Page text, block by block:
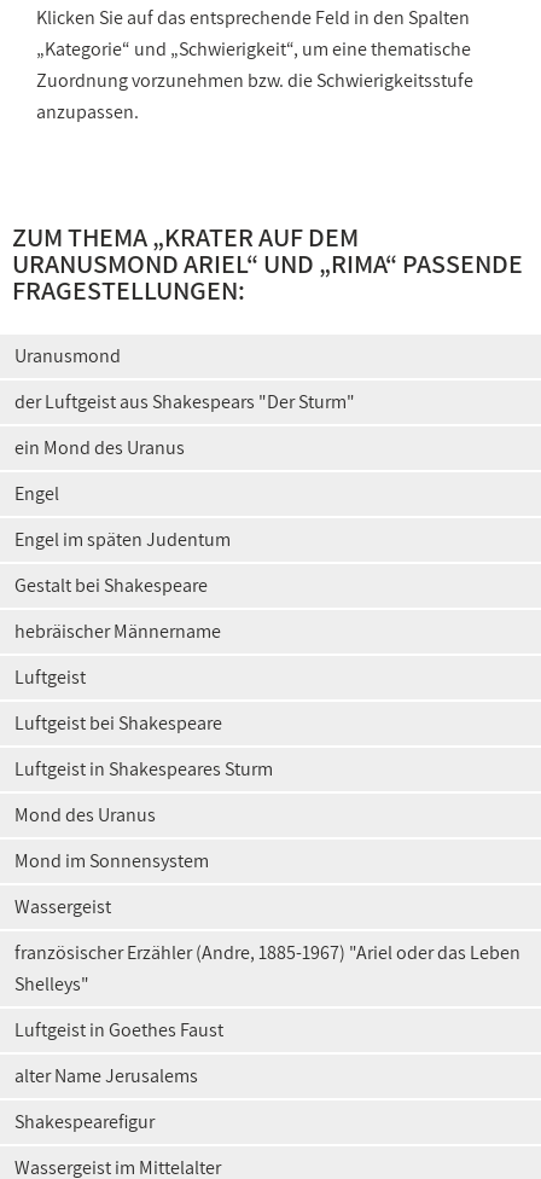
Klicken Sie auf das entsprechende Feld in den Spalten
„Kategorie“ und „Schwierigkeit“, um eine thematische
Zuordnung vorzunehmen bzw. die Schwierigkeitsstufe
anzupassen.
ZUM THEMA „KRATER AUF DEM
URANUSMOND ARIEL“ UND „RIMA“ PASSENDE
FRAGESTELLUNGEN:
Uranusmond
der Luftgeist aus Shakespears "Der Sturm"
ein Mond des Uranus
Engel
Engel im späten Judentum
Gestalt bei Shakespeare
hebräischer Männername
Luftgeist
Luftgeist bei Shakespeare
Luftgeist in Shakespeares Sturm
Mond des Uranus
Mond im Sonnensystem
Wassergeist
französischer Erzähler (Andre, 1885-1967) "Ariel oder das Leben
Shelleys"
Luftgeist in Goethes Faust
alter Name Jerusalems
Shakespearefigur
Wassergeist im Mittelalter